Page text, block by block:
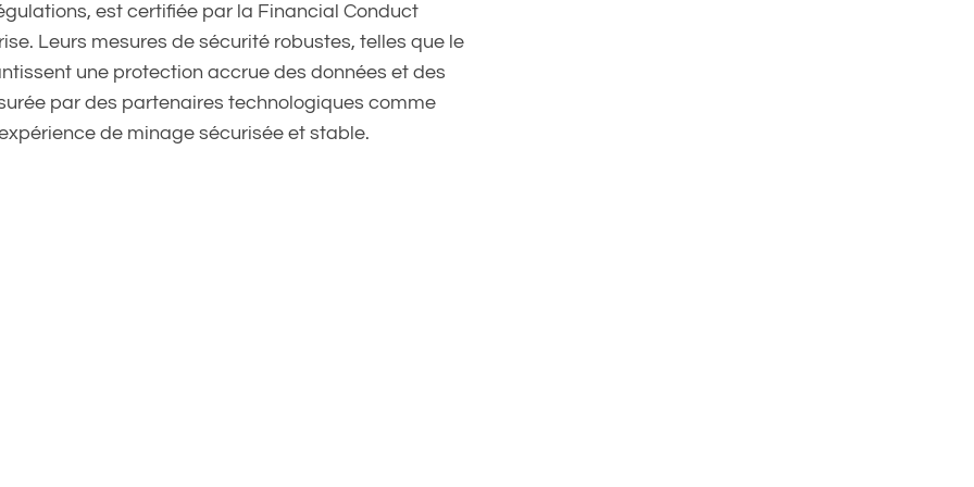
est certifiée par la Financial Conduct
Leurs mesures de sécurité robustes, telles que le
une protection accrue des données et des
par des partenaires technologiques comme
de minage sécurisée et stable.